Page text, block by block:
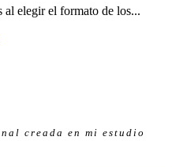
al elegir el formato de los...
creada en mi estudio